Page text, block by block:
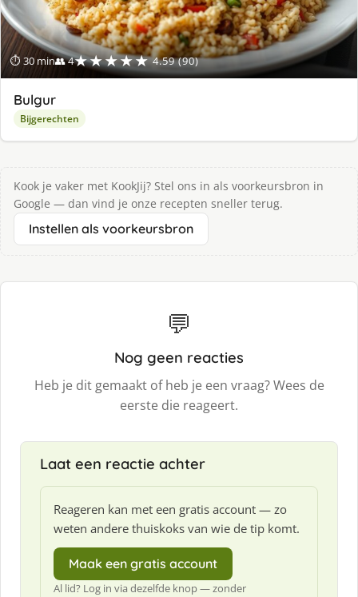
⏱ 30 min👥 4★★★★★ 4.59 (90)
Bulgur
Bijgerechten
Kook je vaker met KookJij? Stel ons in als voorkeursbron in
Google — dan vind je onze recepten sneller terug.
Instellen als voorkeursbron
💬
Nog geen reacties
Heb je dit gemaakt of heb je een vraag? Wees de
eerste die reageert.
Laat een reactie achter
Reageren kan met een gratis account — zo
weten andere thuiskoks van wie de tip komt.
Maak een gratis account
Al lid? Log in via dezelfde knop — zonder